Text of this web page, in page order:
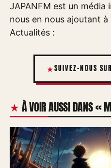
JAPANFM est un
nous en nous ajoutant
Actualités :
SUIVEZ-NOUS
À VOIR AUSSI DANS «